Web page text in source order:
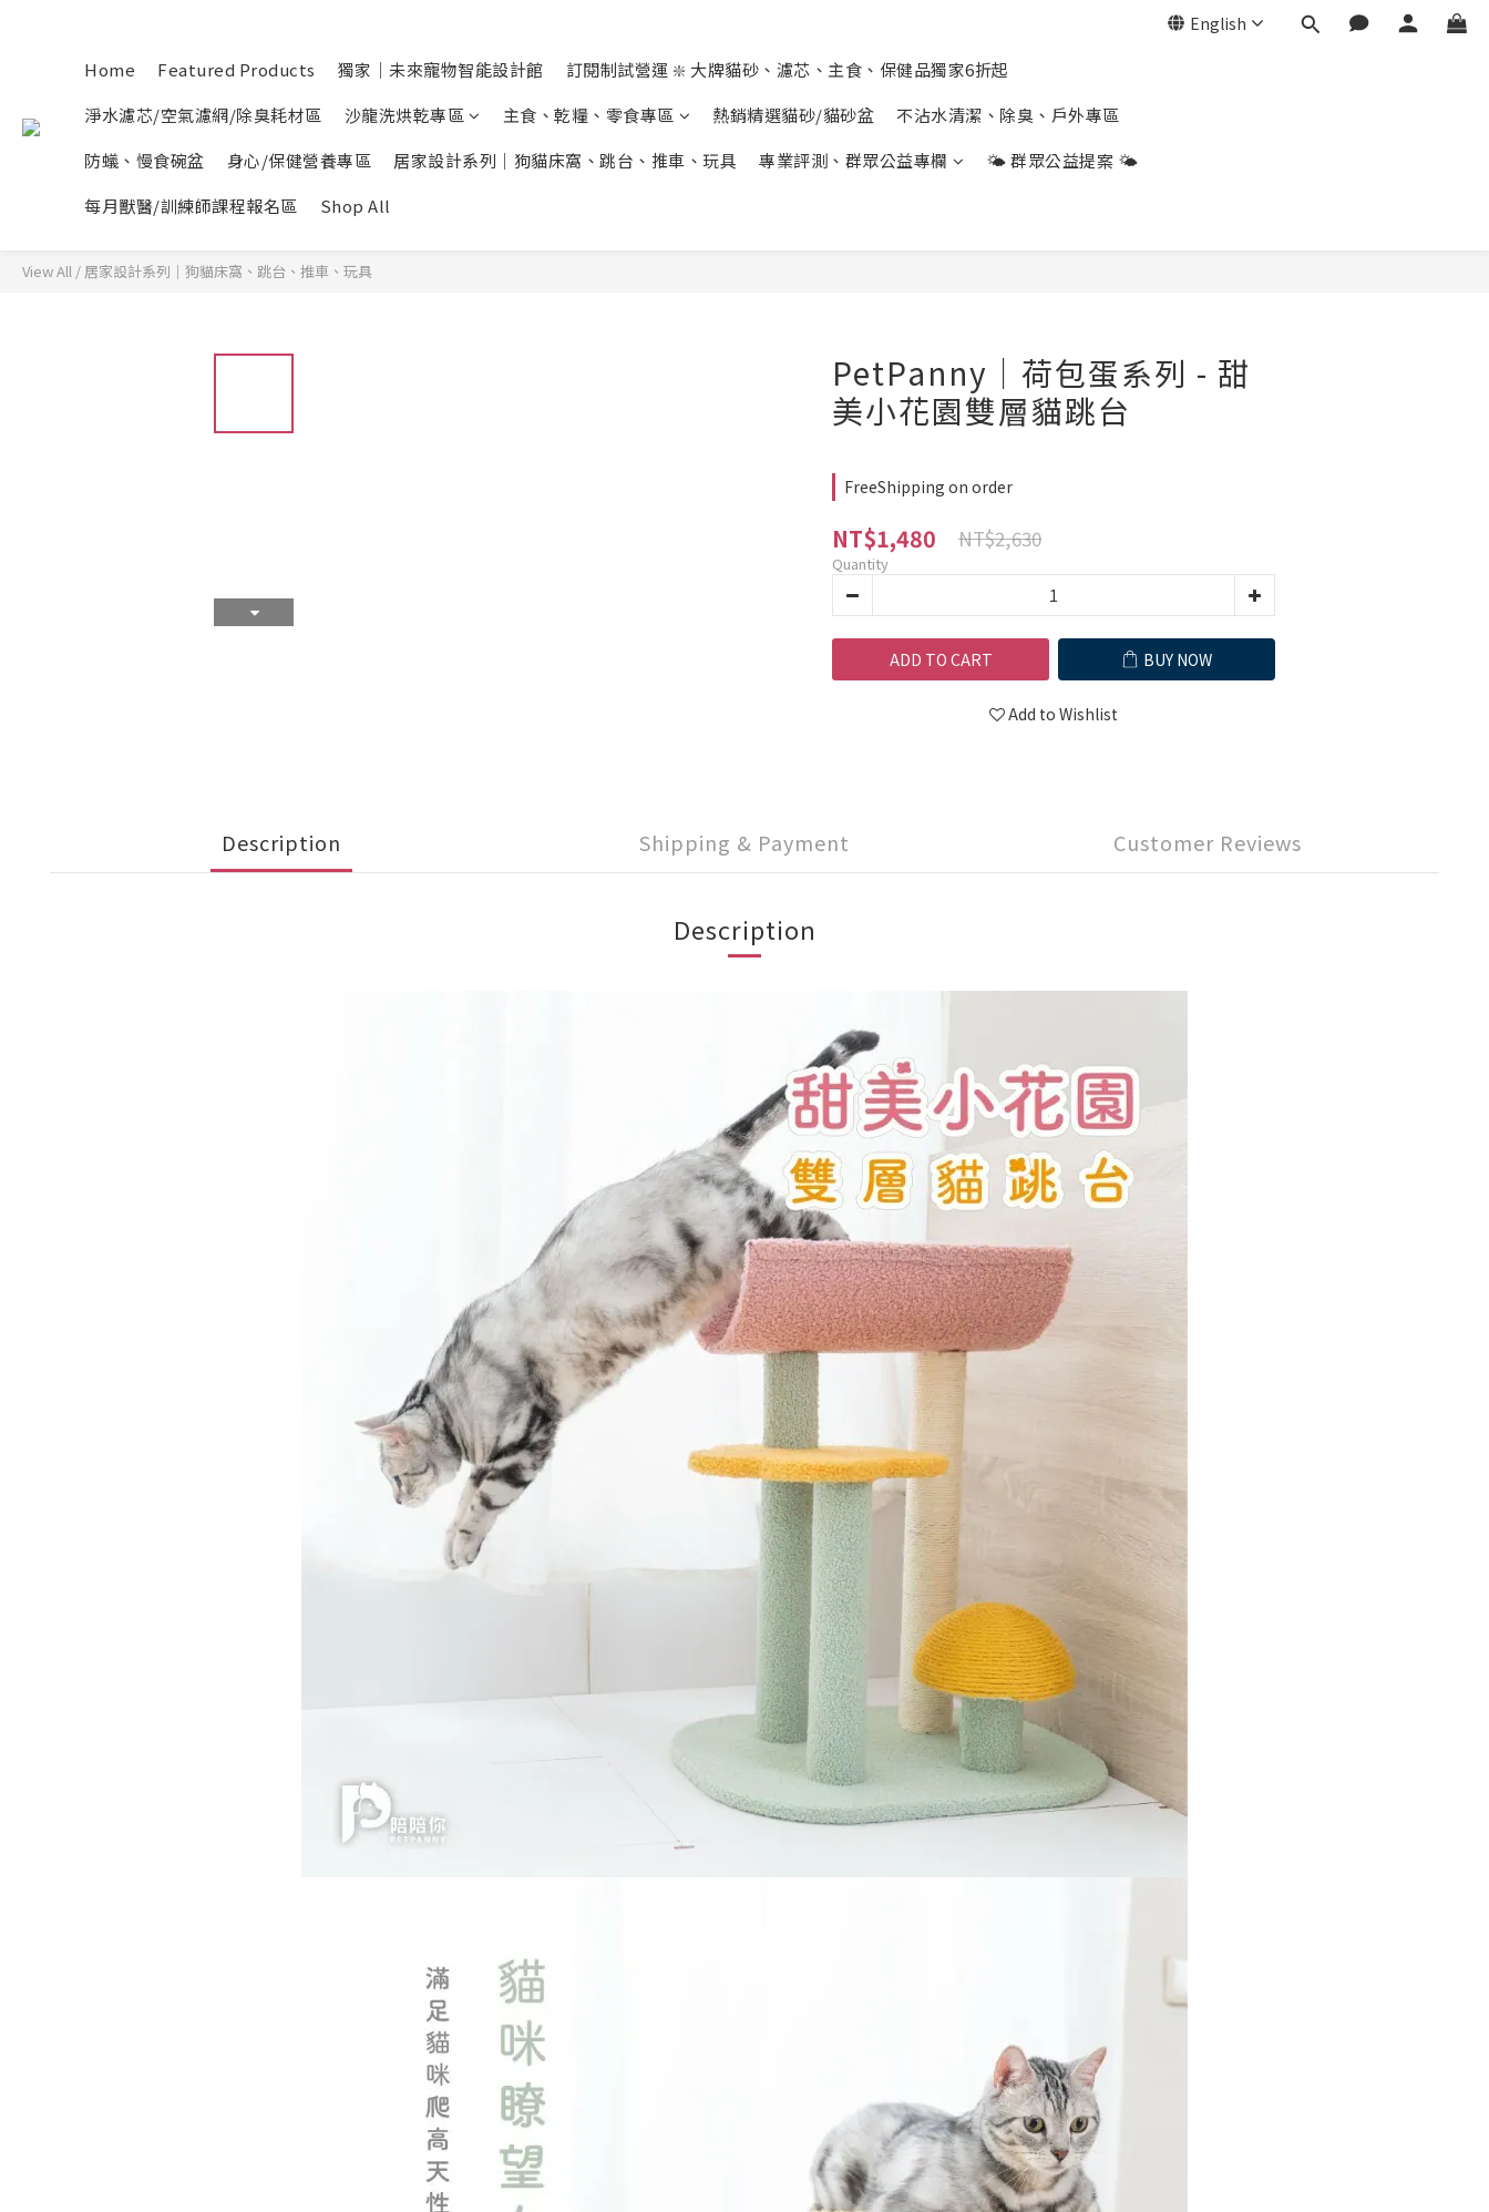
English
Home Featured Products 獨家｜未來寵物智能設計館
訂閱制試營運 ❇️ 大牌貓砂、濾芯、主食、保健品獨家6折起
淨水濾芯/空氣濾網/除臭耗材區
沙龍洗烘乾專區 主食、乾糧、零食專區 熱銷精選貓砂/貓砂盆
不沾水清潔、除臭、戶外專區
防蟻、慢食碗盆
身心/保健營養專區 居家設計系列｜狗貓床窩、跳台、推車、玩具 專業評測、群眾公益專欄
🌤️ 群眾公益提案 🌤️
每月獸醫/訓練師課程報名區
Shop All
View All / 居家設計系列｜狗貓床窩、跳台、推車、玩具
PetPanny｜荷包蛋系列 - 甜
美小花園雙層貓跳台
FreeShipping on order
NT$1,480 NT$2,630
Quantity
ADD TO CART BUY NOW
Add to Wishlist
Description Shipping & Payment Customer Reviews
Description